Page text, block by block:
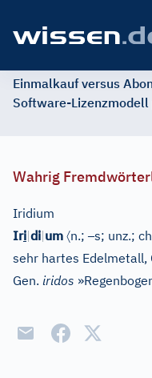
Einmalkauf versus
Software-
Wahrig
Iridium
Iri|di|um 〈n.;–s; unz.;
sehr hartes Edelmetall,
Gen. iridos